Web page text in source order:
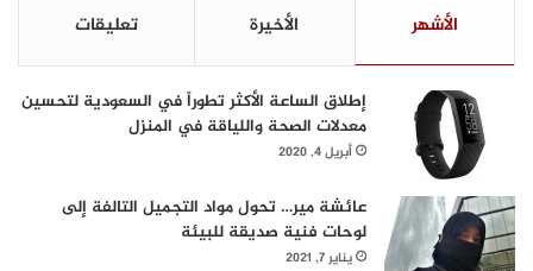
الأشهر الأخيرة تعليقات
إطلاق الساعة الأكثر تطوراً في السعودية لتحسين
معدلات الصحة واللياقة في المنزل
أبريل 4, 2020
عائشة مير… تحول مواد التجميل التالفة إلى
لوحات فنية صديقة للبيئة
يناير 7, 2021